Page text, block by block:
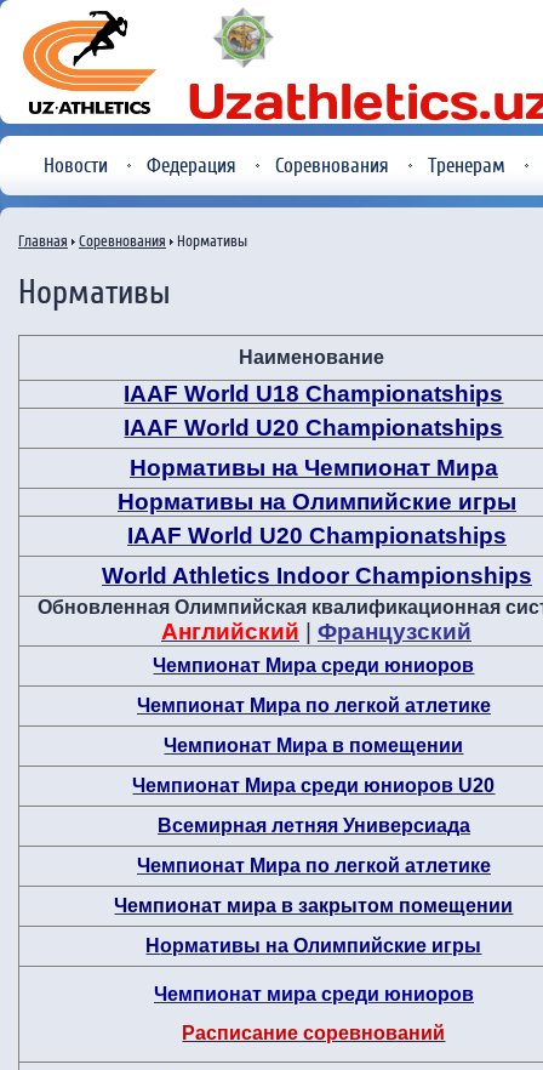
Новости Федерация Соревнования Тренерам
Главная Соревнования Нормативы
Нормативы
Наименование
IAAF World U18 Championatships
IAAF World U20 Championatships
Нормативы на Чемпионат Мира
Нормативы на Олимпийские игры
IAAF World U20 Championatships
World Athletics Indoor Championships
Обновленная Олимпийская квалификационная
Английский | Французский
Чемпионат Мира среди юниоров
Чемпионат Мира по легкой атлетике
Чемпионат Мира в помещении
Чемпионат Мира среди юниоров U20
Всемирная летняя Универсиада
Чемпионат Мира по легкой атлетике
Чемпионат мира в закрытом помещении
Нормативы на Олимпийские игры
Чемпионат мира среди юниоров
Расписание соревнований